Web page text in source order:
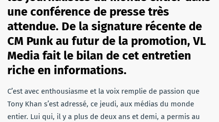
une conférence de presse très
attendue. De la signature récente de
CM Punk au futur de la promotion, VL
Media fait le bilan de cet entretien
riche en informations.
C’est avec enthousiasme et la voix remplie de passion que
Tony Khan s’est adressé, ce jeudi, aux médias du monde
entier. Lui qui, il y a plus de deux ans et demi, a permis au